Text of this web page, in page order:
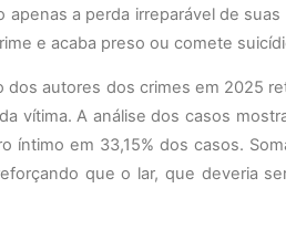
apenas a perda irreparável de
e acaba preso ou comete
dos autores dos crimes em 2025
vítima. A análise dos casos
íntimo em 33,15% dos casos.
que o lar, que deveria